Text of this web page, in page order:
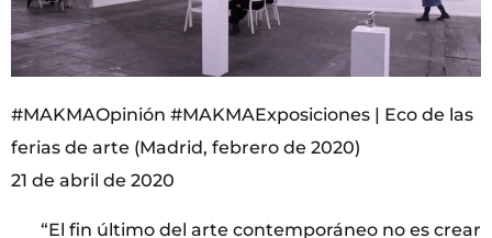
#MAKMAOpinión #MAKMAExposiciones | Eco de las
ferias de arte (Madrid, febrero de 2020)
21 de abril de 2020
“El fin último del arte contemporáneo no es crear